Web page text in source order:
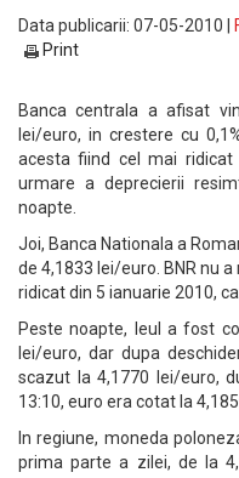
Data publicarii: 07-05-2010 |
Print
Banca centrala a afisat
lei/euro, in crestere cu
acesta fiind cel mai
urmare a deprecierii
noapte.
Joi, Banca Nationala a
de 4,1833 lei/euro. BNR nu
ridicat din 5 ianuarie 2010,
Peste noapte, leul a fost
lei/euro, dar dupa
scazut la 4,1770 lei/euro,
13:10, euro era cotat la
In regiune, moneda
prima parte a zilei, de la